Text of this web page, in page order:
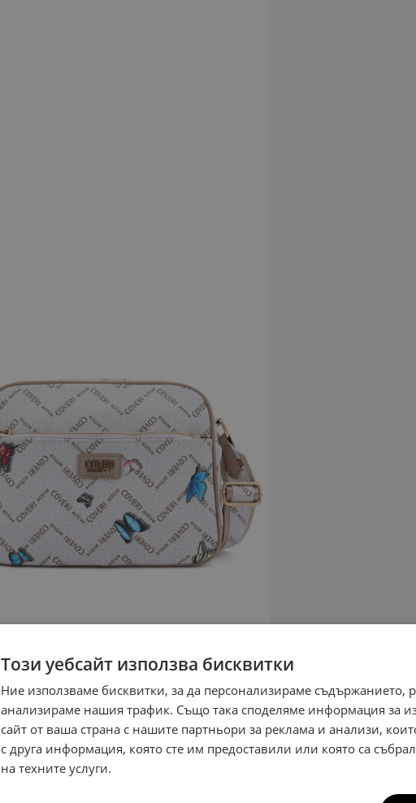
Този уебсайт използва бисквитки
Ние използваме бисквитки, за да персонализираме съдържанието,
анализираме нашия трафик. Също така споделяме информация за
сайт от ваша страна с нашите партньори за реклама и анализи,
с друга информация, която сте им предоставили или която са
на техните услуги.